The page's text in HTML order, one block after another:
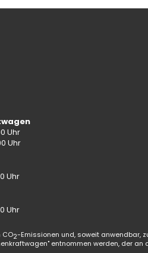
Uhr
Uhr
Uhr
Uhr
CO2-Emissionen und, soweit anwendbar,
entnommen werden, der